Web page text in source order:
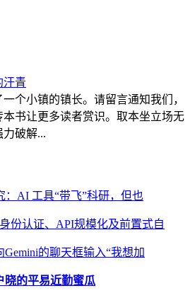
汗青
个小镇的镇长。请留言通知我们，
书让更多读者赏识。取本坐立场无
破解...
：AI 工具“带飞”科研，但也
份认证、API规模化及前置式自
的聊天框输入“我想加
晓的平易近勤蜜瓜